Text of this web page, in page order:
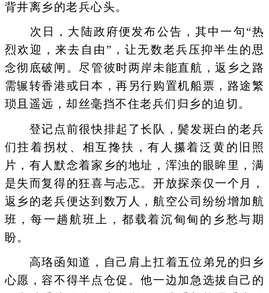
背井离乡的老兵心头。
次日，大陆政府便发布公告，其中一句“热
烈欢迎，来去自由”，让无数老兵压抑半生的思
念彻底破闸。尽管彼时两岸未能直航，返乡之路
需辗转香港或日本，再另行购置机船票，路途繁
琐且遥远，却丝毫挡不住老兵们归乡的迫切。
登记点前很快排起了长队，鬓发斑白的老兵
们拄着拐杖、相互搀扶，有人攥着泛黄的旧照
片，有人默念着家乡的地址，浑浊的眼眸里，满
是失而复得的狂喜与忐忑。开放探亲仅一个月，
返乡的老兵便达到数万人，航空公司纷纷增加航
班，每一趟航班上，都载着沉甸甸的乡愁与期
盼。
高珞函知道，自己肩上扛着五位弟兄的归乡
心愿，容不得半点仓促。他一边加急选拔自己的